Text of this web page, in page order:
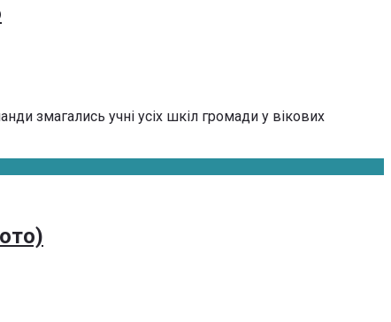
змагались учні усіх шкіл громади у вікових